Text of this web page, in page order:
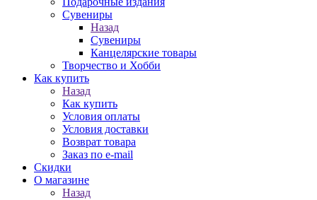
Сувениры
Назад
Сувениры
Канцелярские товары
Творчество и Хобби
Как купить
Назад
Как купить
Условия оплаты
Условия доставки
Возврат товара
Заказ по e-mail
Скидки
О магазине
Назад